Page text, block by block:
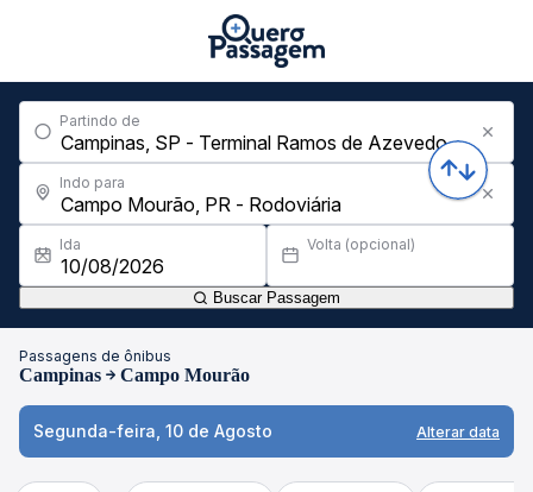
Partindo de
Indo para
Ida Volta (opcional)
Buscar Passagem
Passagens de ônibus
Campinas Campo Mourão
Segunda-feira, 10 de Agosto Alterar data